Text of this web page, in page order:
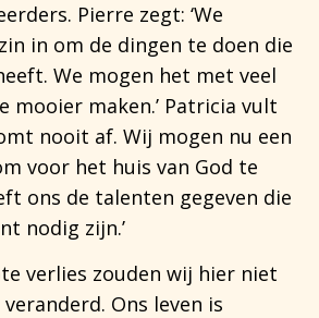
Pierre zegt: ‘We
in om de dingen te doen die
We mogen het met veel
mooier maken.’ Patricia vult
nooit af. Wij mogen nu een
voor het huis van God te
ons de talenten gegeven die
nodig zijn.’
verlies zouden wij hier niet
Ons leven is